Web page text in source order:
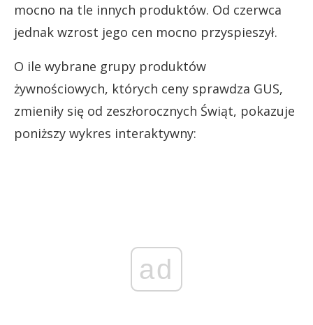
mocno na tle innych produktów. Od czerwca
jednak wzrost jego cen mocno przyspieszył.
O ile wybrane grupy produktów
żywnościowych, których ceny sprawdza GUS,
zmieniły się od zeszłorocznych Świąt, pokazuje
poniższy wykres interaktywny:
ad